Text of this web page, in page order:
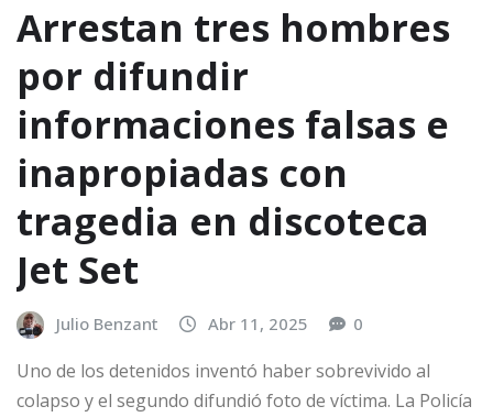
Arrestan tres hombres
por difundir
informaciones falsas e
inapropiadas con
tragedia en discoteca
Jet Set
Julio Benzant Abr 11, 2025 0
Uno de los detenidos inventó haber sobrevivido al
colapso y el segundo difundió foto de víctima. La Policía